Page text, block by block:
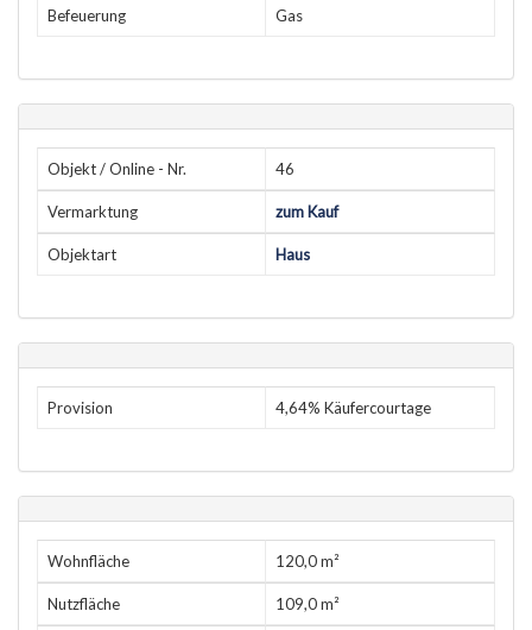
Befeuerung Gas
Objekt / Online - Nr. 46
Vermarktung zum Kauf
Objektart Haus
Provision 4,64% Käufercourtage
Wohnfläche 120,0 m²
Nutzfläche 109,0 m²